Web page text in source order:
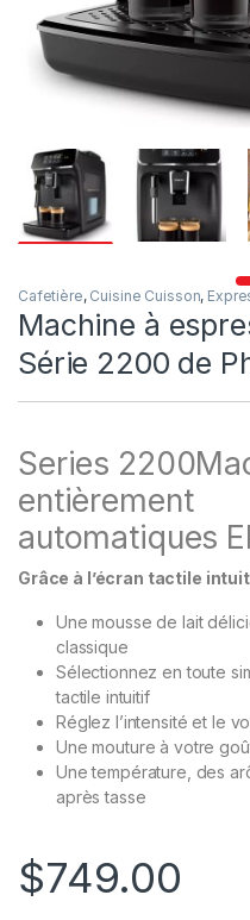
Cafetière, Cuisine Cuisson,
Machine à
Série 2200 de
Series 2200
entièrement
automatiques
Grâce à l’écran tactile
Une mousse de lait
classique
Sélectionnez en toute
tactile intuitif
Réglez l’intensité et le
Une mouture à votre
Une température, des
après tasse
$749.00